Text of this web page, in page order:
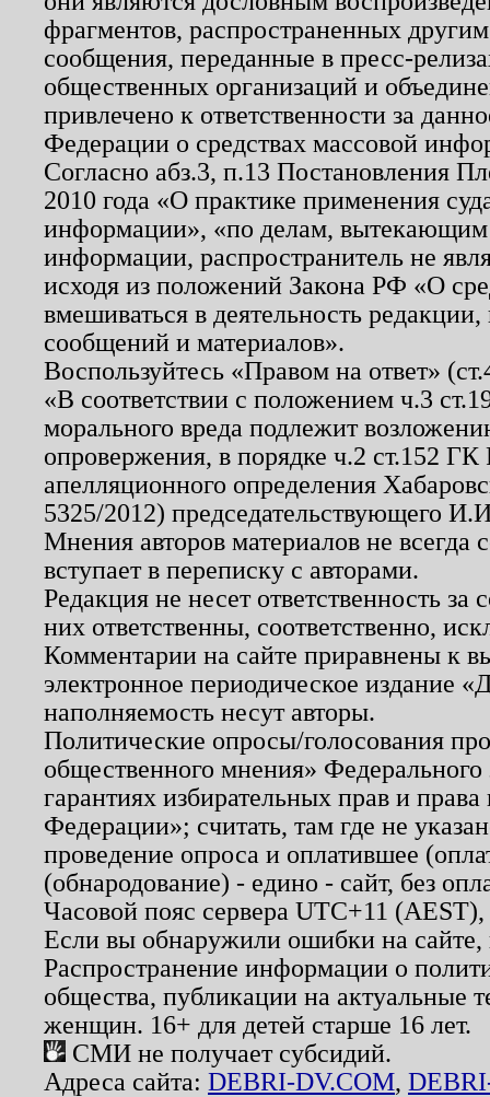
фрагментов, распространенных
сообщения, переданные в пресс-
общественных организаций и
привлечено к ответственности за
Федерации о средствах массовой
Согласно абз.3, п.13 Постановления
2010 года «О практике применения
информации», «по делам, вытекающим
информации, распространитель не
исходя из положений Закона РФ «О
вмешиваться в деятельность
сообщений и материалов».
Воспользуйтесь «Правом на ответ»
«В соответствии с положением ч.3
морального вреда подлежит
опровержения, в порядке ч.2 ст.152
апелляционного определения
5325/2012) председательствующего
Мнения авторов материалов не
вступает в переписку с авторами.
Редакция не несет ответственность
них ответственны, соответственно,
Комментарии на сайте приравнены к
электронное периодическое издание
наполняемость несут авторы.
Политические опросы/голосования
общественного мнения»
гарантиях избирательных прав и
Федерации»; считать, там где не
проведение опроса и оплатившее
(обнародование) - едино - сайт, без
Часовой пояс сервера UTC+11
Если вы обнаружили ошибки на
Распространение информации о
общества, публикации на актуальные
женщин. 16+ для детей старше 16 лет.
СМИ не получает субсидий.
Адреса сайта: DEBRI-DV.COM,